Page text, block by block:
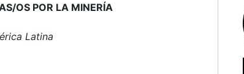
OS POR LA MINERÍA
Latina